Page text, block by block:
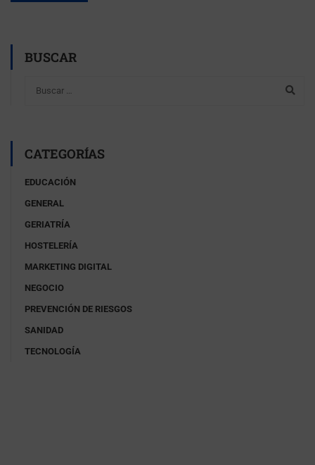
BUSCAR
CATEGORÍAS
EDUCACIÓN
GENERAL
GERIATRÍA
HOSTELERÍA
MARKETING DIGITAL
NEGOCIO
PREVENCIÓN DE RIESGOS
SANIDAD
TECNOLOGÍA